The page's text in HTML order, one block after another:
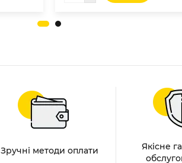
Зручні методи оплати
Якісне